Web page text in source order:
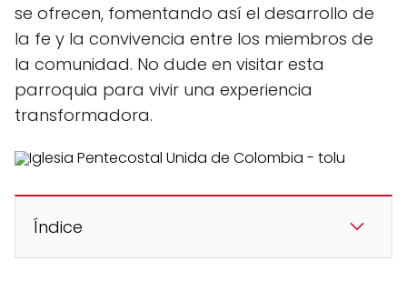
se ofrecen, fomentando así el desarrollo de
la fe y la convivencia entre los miembros de
la comunidad. No dude en visitar esta
parroquia para vivir una experiencia
transformadora.
Índice